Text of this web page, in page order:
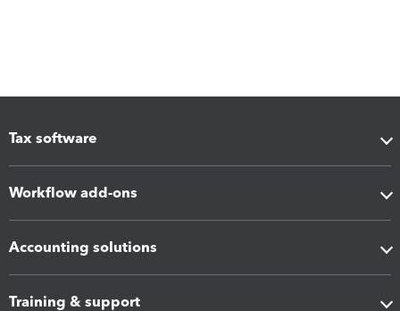
Tax software
Workflow add-ons
Accounting solutions
Training & support